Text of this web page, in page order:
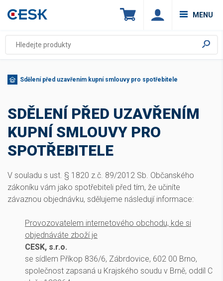
MENU
Sdělení před uzavřením kupní smlouvy pro spotřebitele
SDĚLENÍ PŘED UZAVŘENÍM
KUPNÍ SMLOUVY PRO
SPOTŘEBITELE
V souladu s ust. § 1820 z.č. 89/2012 Sb. Občanského
zákoníku vám jako spotřebiteli před tím, že učiníte
závaznou objednávku, sdělujeme následují informace:
Provozovatelem internetového obchodu, kde si
objednáváte zboží je
CESK, s.r.o.
se sídlem Příkop 836/6, Zábrdovice, 602 00 Brno,
společnost zapsaná u Krajského soudu v Brně, oddíl C